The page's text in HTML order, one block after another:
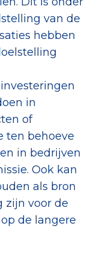
van de
hebben
in
of
ten behoeve
in bedrijven
Ook kan
als bron
zijn voor de
de langere